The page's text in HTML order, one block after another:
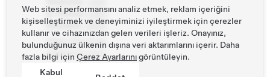
& Phone
Number
8 882
2666
https://kentingl
ongbeach.com/
Web sitesi performansını analiz etmek, reklam içeriğini
kişiselleştirmek ve deneyiminizi iyileştirmek için çerezler
kullanır ve cihazınızdan gelen verileri işleriz. Onayınız,
bulunduğunuz ülkenin dışına veri aktarımlarını içerir. Daha
fazla bilgi için Çerez Ayarlarınıgörüntüleyin.
Kabul